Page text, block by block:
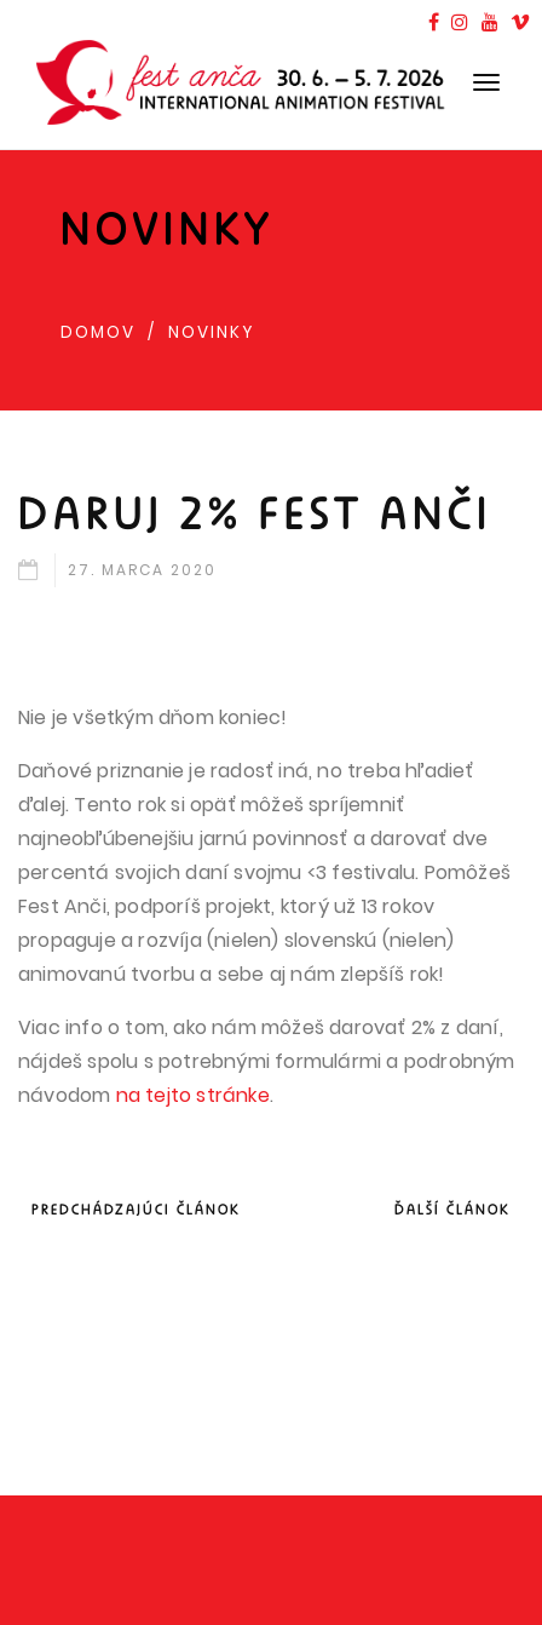
NOVINKY
DOMOV NOVINKY
DARUJ 2% FEST ANČI
27. MARCA 2020
Nie je všetkým dňom koniec!
Daňové priznanie je radosť iná, no treba hľadieť
ďalej. Tento rok si opäť môžeš spríjemniť
najneobľúbenejšiu jarnú povinnosť a darovať dve
percentá svojich daní svojmu <3 festivalu. Pomôžeš
Fest Anči, podporíš projekt, ktorý už 13 rokov
propaguje a rozvíja (nielen) slovenskú (nielen)
animovanú tvorbu a sebe aj nám zlepšíš rok!
Viac info o tom, ako nám môžeš darovať 2% z daní,
nájdeš spolu s potrebnými formulármi a podrobným
návodom na tejto stránke.
PREDCHÁDZAJÚCI ČLÁNOK ĎALŠÍ ČLÁNOK